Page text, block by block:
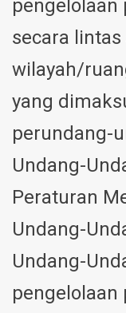
pengelolaan
secara
wilayah/
yang
perundang-
Undang-
Peraturan
Undang-
Undang-
pengelolaan